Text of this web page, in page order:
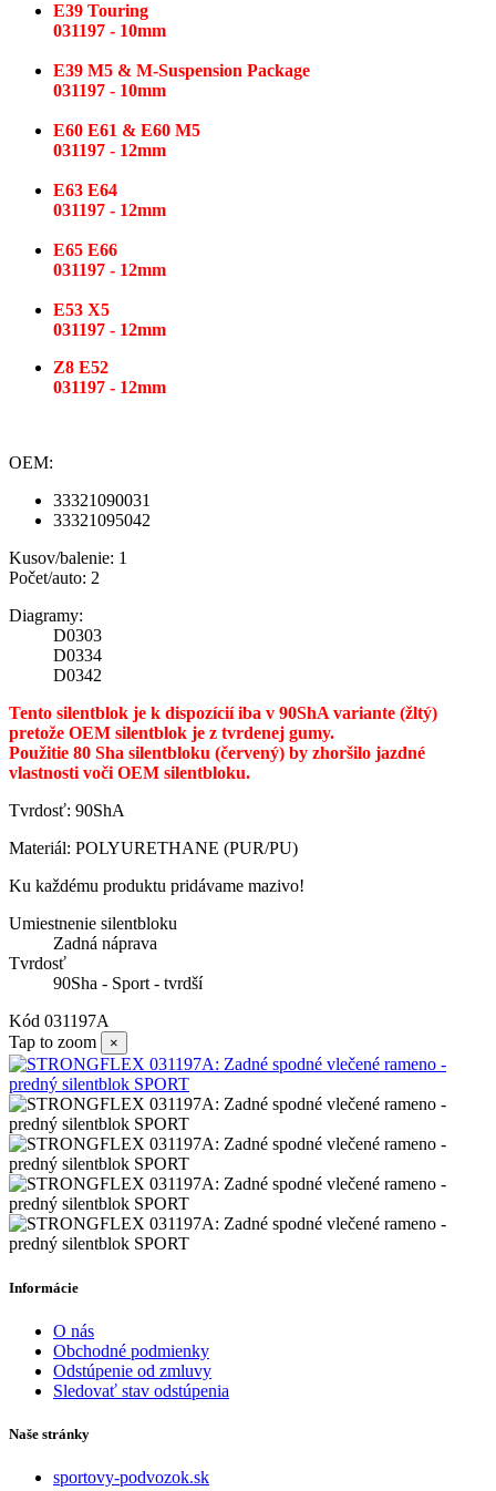
E39 Touring
031197 - 10mm
E39 M5 & M-Suspension Package
031197 - 10mm
E60 E61 & E60 M5
031197 - 12mm
E63 E64
031197 - 12mm
E65 E66
031197 - 12mm
E53 X5
031197 - 12mm
Z8 E52
031197 - 12mm
OEM:
33321090031
33321095042
Kusov/balenie: 1
Počet/auto: 2
Diagramy:
D0303
D0334
D0342
Tento silentblok je k dispozícií iba v 90ShA variante (žltý)
pretože OEM silentblok je z tvrdenej gumy.
Použitie 80 Sha silentbloku (červený) by zhoršilo jazdné
vlastnosti voči OEM silentbloku.
Tvrdosť: 90ShA
Materiál: POLYURETHANE (PUR/PU)
Ku každému produktu pridávame mazivo!
Umiestnenie silentbloku
Zadná náprava
Tvrdosť
90Sha - Sport - tvrdší
Kód 031197A
Tap to zoom
×
Informácie
O nás
Obchodné podmienky
Odstúpenie od zmluvy
Sledovať stav odstúpenia
Naše stránky
sportovy-podvozok.sk